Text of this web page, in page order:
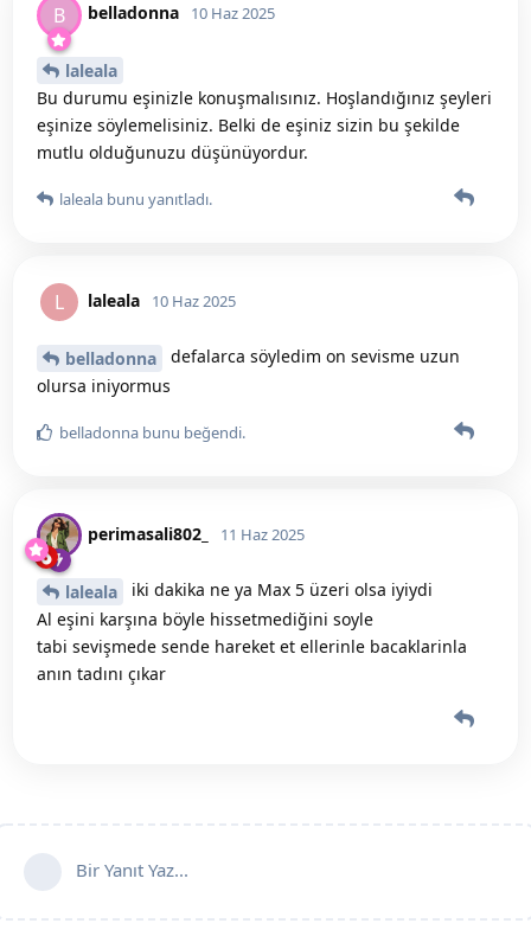
B belladonna 10 Haz 2025
laleala
Bu durumu eşinizle konuşmalısınız. Hoşlandığınız şeyleri
eşinize söylemelisiniz. Belki de eşiniz sizin bu şekilde
mutlu olduğunuzu düşünüyordur.
laleala bunu yanıtladı.
L laleala 10 Haz 2025
belladonna
defalarca söyledim on sevisme uzun
olursa iniyormus
belladonna bunu beğendi.
perimasali802_ 11 Haz 2025
laleala
iki dakika ne ya Max 5 üzeri olsa iyiydi
Al eşini karşına böyle hissetmediğini soyle
tabi sevişmede sende hareket et ellerinle bacaklarinla
anın tadını çıkar
Bir Yanıt Yaz...